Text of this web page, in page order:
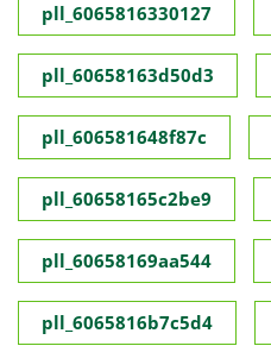
pll_6065816330127
pll_60658163d50d3
pll_606581648f87c
pll_60658165c2be9
pll_60658169aa544
pll_6065816b7c5d4